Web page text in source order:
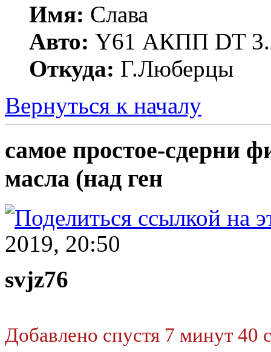
Имя: Слава
Авто: Y61 АКПП DT
Откуда: Г.Люберцы
Вернуться к началу
самое простое-сдерни
масла (над ген
2019, 20:50
svjz76
Добавлено спустя 7 минут 40